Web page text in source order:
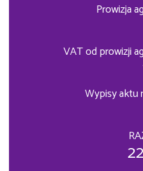
Prowizja
VAT od prowizji
Wypisy aktu